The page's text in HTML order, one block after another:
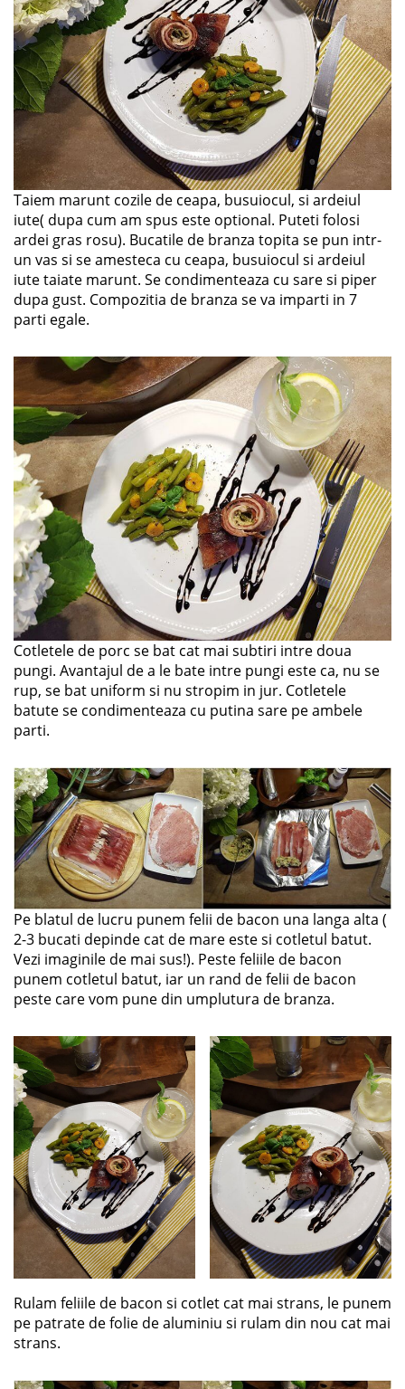
Taiem marunt cozile de ceapa, busuiocul, si ardeiul
iute( dupa cum am spus este optional. Puteti folosi
ardei gras rosu). Bucatile de branza topita se pun intr-
un vas si se amesteca cu ceapa, busuiocul si ardeiul
iute taiate marunt. Se condimenteaza cu sare si piper
dupa gust. Compozitia de branza se va imparti in 7
parti egale.
Cotletele de porc se bat cat mai subtiri intre doua
pungi. Avantajul de a le bate intre pungi este ca, nu se
rup, se bat uniform si nu stropim in jur. Cotletele
batute se condimenteaza cu putina sare pe ambele
parti.
Pe blatul de lucru punem felii de bacon una langa alta (
2-3 bucati depinde cat de mare este si cotletul batut.
Vezi imaginile de mai sus!). Peste feliile de bacon
punem cotletul batut, iar un rand de felii de bacon
peste care vom pune din umplutura de branza.
Rulam feliile de bacon si cotlet cat mai strans, le punem
pe patrate de folie de aluminiu si rulam din nou cat mai
strans.